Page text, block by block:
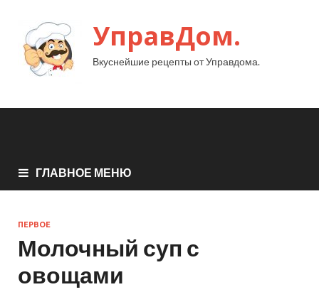
УправДом.
Вкуснейшие рецепты от Управдома.
ГЛАВНОЕ МЕНЮ
ПЕРВОЕ
Молочный суп с
овощами